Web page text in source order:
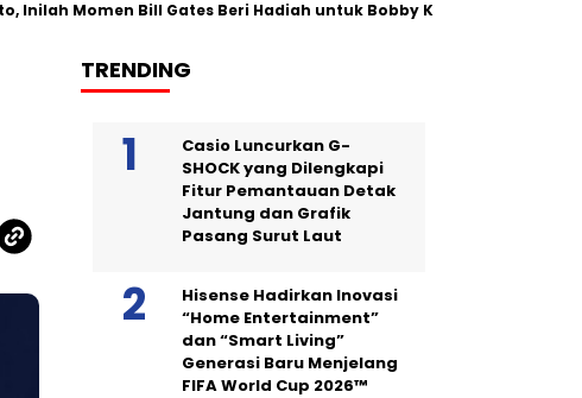
Bill Gates Beri Hadiah untuk Bobby Kertanegara
TRENDING
Casio Luncurkan G-
SHOCK yang Dilengkapi
Fitur Pemantauan Detak
Jantung dan Grafik
Pasang Surut Laut
Hisense Hadirkan Inovasi
“Home Entertainment”
dan “Smart Living”
Generasi Baru Menjelang
FIFA World Cup 2026™